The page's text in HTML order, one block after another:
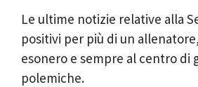
Le ultime notizie relative alla
positivi per più di un
esonero e sempre al centro di
polemiche.